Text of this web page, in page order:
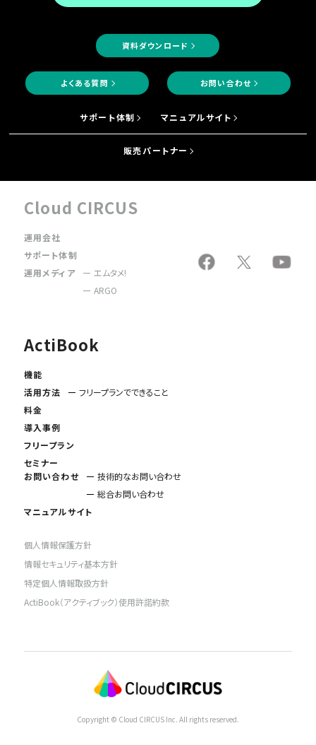
資料ダウンロード
よくある質問 お問い合わせ
サポート体制 マニュアルサイト
販売パートナー
Cloud CIRCUS
運用会社
サポート体制
運用メディア
エムタメ!
ARGO
ActiBook
機能
活用方法
フリープランでできること
料金
導入事例
フリープラン
セミナー
お問い合わせ
技術的なお問い合わせ
総合お問い合わせ
マニュアルサイト
個人情報保護方針
情報セキュリティ基本方針
特定個人情報取扱方針
ActiBook（アクティブック）使用許諾約款
Copyright © Cloud CIRCUS Inc. All rights reserved.